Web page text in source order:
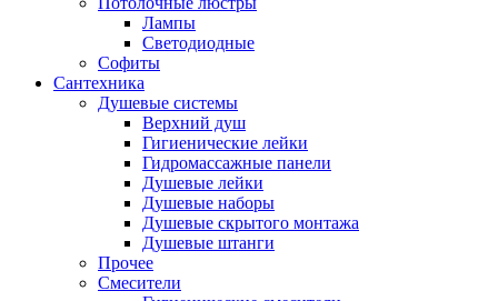
Лампы
Светодиодные
Софиты
Сантехника
Душевые системы
Верхний душ
Гигиенические лейки
Гидромассажные панели
Душевые лейки
Душевые наборы
Душевые скрытого монтажа
Душевые штанги
Прочее
Смесители